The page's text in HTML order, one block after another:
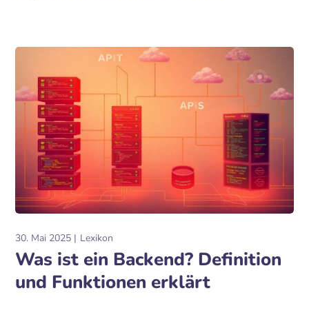
30. Mai 2025 Lexikon
Was ist ein Backend? Definition
und Funktionen erklärt